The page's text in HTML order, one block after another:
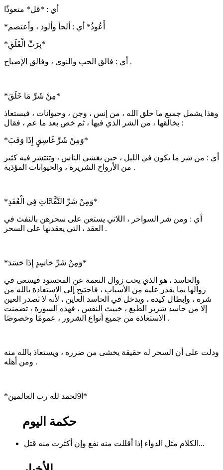
أي : *قل* متعوذًا
*أَعُوذُ* أي : ألجأ وألوذ ، وأعتصم
*بِرَبِّ الْفَلَقِ*
أي : فالق الحب والنوى ، وفالق الإصباح .
*مِنْ شَرِّ مَا خَلَقَ*
وهذا يشمل جميع ما خلق الله ، من إنس ، وجن ، وحيوانات ، فيستعاذ
بخالقها ، من الشر الذي فيها ، ثم خص بعد ما عم ، فقال :
*وَمِنْ شَرِّ غَاسِقٍ إِذَا وَقَبَ*
أي : من شر ما يكون في الليل ، حين يغشى الناس ، وتنتشر فيه كثير
من الأرواح الشريرة ، والحيوانات المؤذية .
*وَمِنْ شَرِّ النَّفَّاثَاتِ فِي الْعُقَدِ*
أي : ومن شر السواحر ، اللاتي يستعن على سحرهن بالنفث في
العقد ، التي يعقدنها على السحر .
*وَمِنْ شَرِّ حَاسِدٍ إِذَا حَسَدَ*
والحاسد ، هو الذي يحب زوال النعمة عن المحسود فيسعى في
زوالها بما يقدر عليه من الأسباب ، فاحتيج إلى الاستعاذة بالله من
شره ، وإبطال كيده ، ويدخل في الحاسد العاين ، لأنه لا تصدر العين
إلا من حاسد شرير الطبع ، خبيث النفس ، فهذه السورة ، تضمنت
الاستعاذة من جميع أنواع الشرور ، عمومًا وخصوصًا .
ودلت على أن السحر له حقيقة يخشى من ضرره ، ويستعاذ بالله منه
ومن أهله .
*ا9لحمد لله رب العالمين*
حكمة اليوم
الكلام مثل الدواء إذا أقللت منه نفع وإن أكثرت منه قتل...